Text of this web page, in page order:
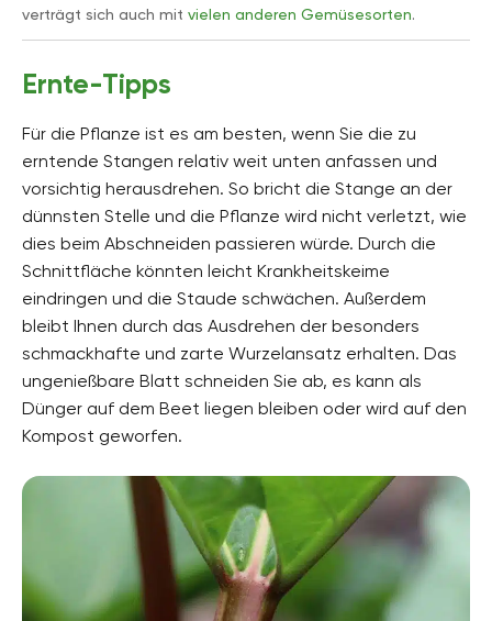
verträgt sich auch mit vielen anderen Gemüsesorten.
Ernte-Tipps
Für die Pflanze ist es am besten, wenn Sie die zu
erntende Stangen relativ weit unten anfassen und
vorsichtig herausdrehen. So bricht die Stange an der
dünnsten Stelle und die Pflanze wird nicht verletzt, wie
dies beim Abschneiden passieren würde. Durch die
Schnittfläche könnten leicht Krankheitskeime
eindringen und die Staude schwächen. Außerdem
bleibt Ihnen durch das Ausdrehen der besonders
schmackhafte und zarte Wurzelansatz erhalten. Das
ungenießbare Blatt schneiden Sie ab, es kann als
Dünger auf dem Beet liegen bleiben oder wird auf den
Kompost geworfen.